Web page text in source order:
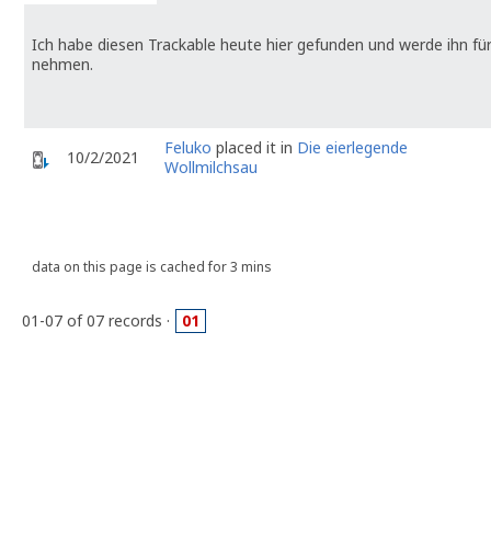
Ich habe diesen Trackable heute hier gefunden und werde ihn
nehmen.
10/2/2021 Feluko placed it in Die eierlegende
Wollmilchsau
data on this page is cached for 3 mins
01-07 of 07 records · 01